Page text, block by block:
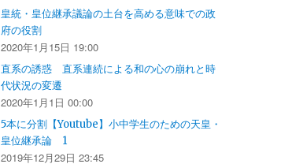
皇統・皇位継承議論の土台を高める意味での政
府の役割
2020年1月15日 19:00
直系の誘惑 直系連続による和の心の崩れと時
代状況の変遷
2020年1月1日 00:00
5本に分割【Youtube】小中学生のための天皇・
皇位継承論 1
2019年12月29日 23:45